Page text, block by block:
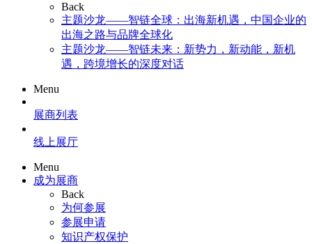
Back
主题沙龙——智链全球：出海新机遇，中国企业的
出海之路与品牌全球化
主题沙龙——智链未来：新势力，新动能，新机
遇，跨境增长的深度对话
Menu
展商列表
线上展厅
Menu
成为展商
Back
为何参展
参展申请
知识产权保护